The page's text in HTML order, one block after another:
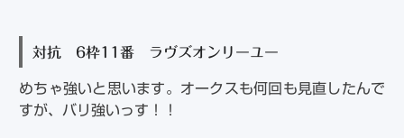
対抗 6枠11番 ラヴズオンリーユー
めちゃ強いと思います。オークスも何回も見直したんで
すが、バリ強いっす！！